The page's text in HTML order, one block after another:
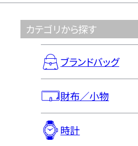
カテゴリから探す
ブランドバッグ
財布／小物
時計